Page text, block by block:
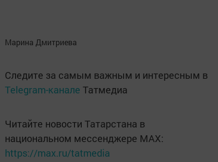
Марина Дмитриева
Следите за самым важным и интересным в
Telegram-канале Татмедиа
Читайте новости Татарстана в
национальном мессенджере MАХ:
https://max.ru/tatmedia